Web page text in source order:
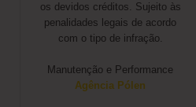
os devidos créditos. Sujeito às
penalidades legais de acordo
com o tipo de infração.
Manutenção e Performance
Agência Pólen